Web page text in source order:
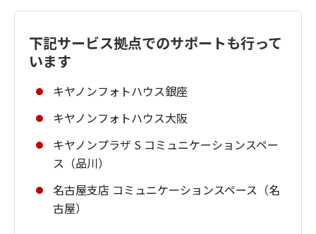
下記サービス拠点でのサポートも行って
います
キヤノンフォトハウス銀座
キヤノンフォトハウス大阪
キヤノンプラザ S コミュニケーションスペー
ス（品川）
名古屋支店 コミュニケーションスペース（名
古屋）